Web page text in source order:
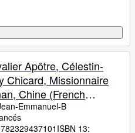
Apôtre, Célestin-
Chicard, Missionnaire
Chine (French
Emmanuel-B
ISBN 13: